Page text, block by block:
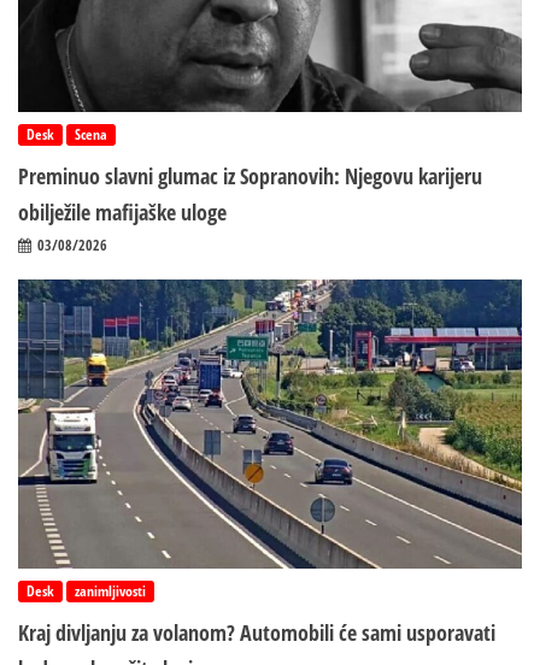
Desk Scena
Preminuo slavni glumac iz Sopranovih: Njegovu karijeru
obilježile mafijaške uloge
03/08/2026
Desk zanimljivosti
Kraj divljanju za volanom? Automobili će sami usporavati